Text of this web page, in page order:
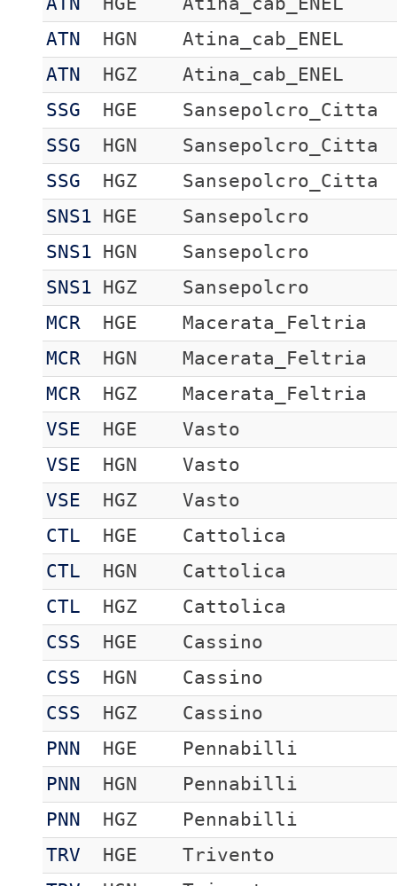
ATN
HGN
Atina_cab_ENEL
ATN
HGZ
Atina_cab_ENEL
SSG
HGE
Sansepolcro_Citta
SSG
HGN
Sansepolcro_Citta
SSG
HGZ
Sansepolcro_Citta
SNS1
HGE
Sansepolcro
SNS1
HGN
Sansepolcro
SNS1
HGZ
Sansepolcro
MCR
HGE
Macerata_Feltria
MCR
HGN
Macerata_Feltria
MCR
HGZ
Macerata_Feltria
VSE
HGE
Vasto
VSE
HGN
Vasto
VSE
HGZ
Vasto
CTL
HGE
Cattolica
CTL
HGN
Cattolica
CTL
HGZ
Cattolica
CSS
HGE
Cassino
CSS
HGN
Cassino
CSS
HGZ
Cassino
PNN
HGE
Pennabilli
PNN
HGN
Pennabilli
PNN
HGZ
Pennabilli
TRV
HGE
Trivento